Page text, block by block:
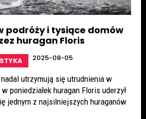
podróży i tysiące domów
huragan Floris
2025-08-05
utrzymują się utrudnienia w
poniedziałek huragan Floris uderzył
jednym z najsilniejszych huraganów